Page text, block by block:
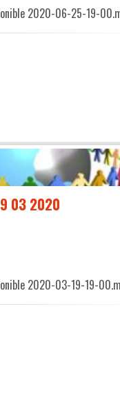
2020-06-25-19-
03 2020
2020-03-19-19-